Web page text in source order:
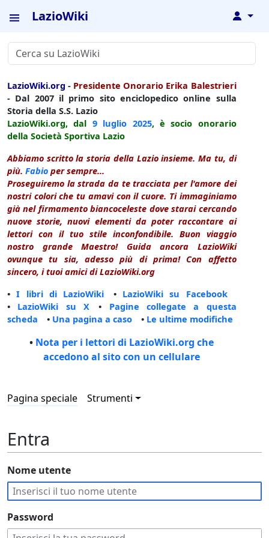
LazioWiki ↓
LazioWiki.org - Presidente Onorario Erika Balestrieri
- Dal 2007 il primo sito enciclopedico online sulla
Storia della S.S. Lazio
LazioWiki.org, dal 9 luglio 2025, è socio onorario
della Società Sportiva Lazio
Abbiamo scritto la storia della Lazio insieme. Ma tu, di
più. Fabio per sempre...
Proseguiremo la strada da te tracciata per l'amore dei
nostri colori che tu amavi con il cuore. Ti immaginiamo
già nel firmamento biancoceleste dove starai cercando
nuove storie, nuovi elementi da poter raccontare ai
lettori con il tuo stile inconfondibile. Buon viaggio
nostro grande Maestro! Guida ancora LazioWiki
ovunque tu sia, adesso più di prima! Con affetto
sincero, i tuoi amici di LazioWiki.org
•I libri di LazioWiki • LazioWiki su Facebook
• LazioWiki su X • Pagine collegate a questa
scheda • Una pagina a caso • Le ultime modifiche
• Nota per i lettori di LazioWiki.org che
accedono al sito con un cellulare
Pagina speciale Strumenti
Entra
Nome utente
Password